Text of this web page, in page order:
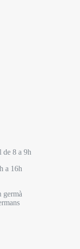
de 8 a 9h
a 16h
germà